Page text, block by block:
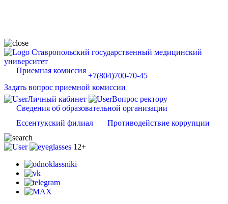
Ставропольский государственный медицинский
университет
Приемная комиссия
+7(804)700-70-45
Задать вопрос приемной комиссии
Личный кабинет
Вопрос ректору
Сведения об образовательной организации
Ессентукский филиал
Противодействие коррупции
12+